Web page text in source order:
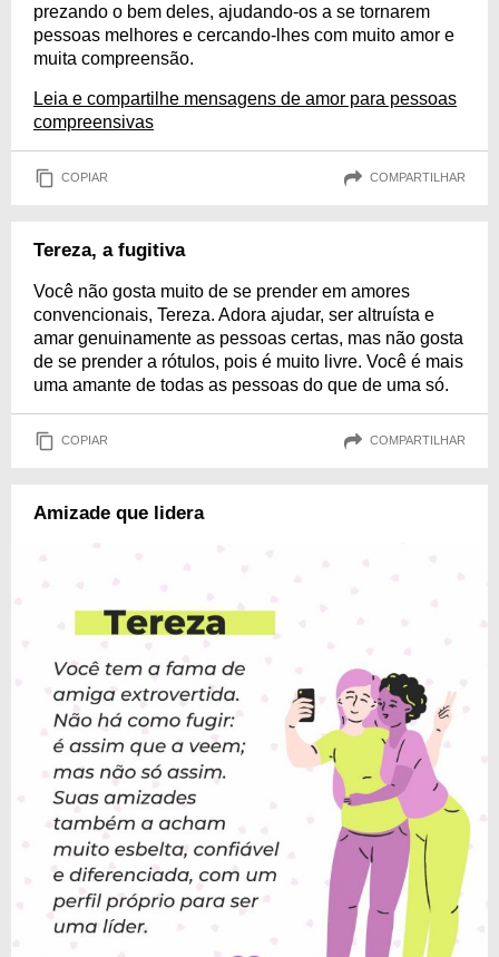
prezando o bem deles, ajudando-os a se tornarem
pessoas melhores e cercando-lhes com muito amor e
muita compreensão.
Leia e compartilhe mensagens de amor para pessoas
compreensivas
COPIAR COMPARTILHAR
Tereza, a fugitiva
Você não gosta muito de se prender em amores
convencionais, Tereza. Adora ajudar, ser altruísta e
amar genuinamente as pessoas certas, mas não gosta
de se prender a rótulos, pois é muito livre. Você é mais
uma amante de todas as pessoas do que de uma só.
COPIAR COMPARTILHAR
Amizade que lidera